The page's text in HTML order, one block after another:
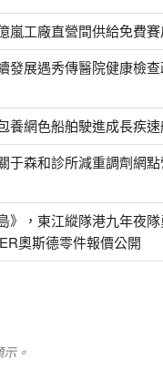
嵐工廠直營間供給免費
發展遇秀傳醫院健康檢
養網色船舶駛進成長疾
于森和診所減重調劑網
》，東江縱隊港九年夜
奧斯德零件報價公開
。